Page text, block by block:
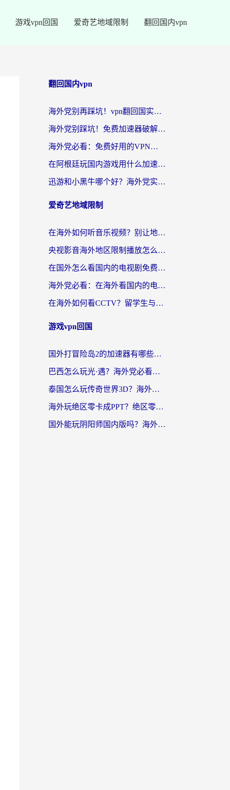
游戏vpn回国 爱奇艺地域限制 翻回国内vpn
翻回国内vpn
海外党别再踩坑！vpn翻回国实用指南——选对加速器，国内资源无缝用
海外党别踩坑！免费加速器破解版真的能用？教你无缝访问国内资源的正确姿势
海外党必看：免费好用的VPN？不如选对转国内加速器实现无缝追剧
在阿根廷玩国内游戏用什么加速器？3年海外党亲测实用指南
迅游和小黑牛哪个好？海外党实测指南，选对中国地址加速器才能无缝刷国内资源
爱奇艺地域限制
在海外如何听音乐视频？别让地域限制挡住你的华语旋律
央视影音海外地区限制播放怎么办？海外华人必看的追剧自由指南
在国外怎么看国内的电视剧免费？3个关键步骤+1款靠谱加速器帮你搞定
海外党必看：在海外看国内的电视剧的app选对了吗？3步解决地域限制烦恼
在海外如何看CCTV？留学生与海外华人的实用回国加速指南
游戏vpn回国
国外打冒险岛2的加速器有哪些？海外玩家国服畅玩全攻略（附实测推荐）
巴西怎么玩光·遇？海外党必看的国服游戏加速器选择指南（附3款热门游戏实测）
泰国怎么玩传奇世界3D？海外党国服游戏加速终极指南（附非洲欧洲热门游戏解决方案）
海外玩绝区零卡成PPT？绝区零加速器免费的推荐+实用技巧，附墨西哥玩谁是卧底美国玩和平精英攻略
国外能玩阴阳师国内版吗？海外党亲测有效的国服游戏加速指南